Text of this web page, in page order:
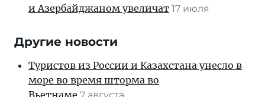
и Азербайджаном увеличат 17 июля
Другие новости
Туристов из России и Казахстана унесло в
море во время шторма во
Вьетнаме